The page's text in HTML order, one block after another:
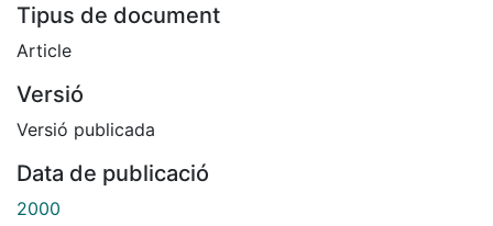
Tipus de document
Article
Versió
Versió publicada
Data de publicació
2000